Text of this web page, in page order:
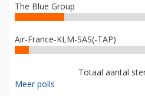
The Blue Group
Air-France-KLM-SAS(-TAP)
Totaal aantal
Meer polls